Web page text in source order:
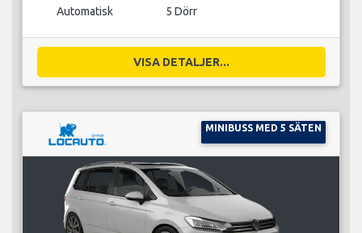
Automatisk 5 Dörr
VISA DETALJER...
MINIBUSS MED 5 SÄTEN